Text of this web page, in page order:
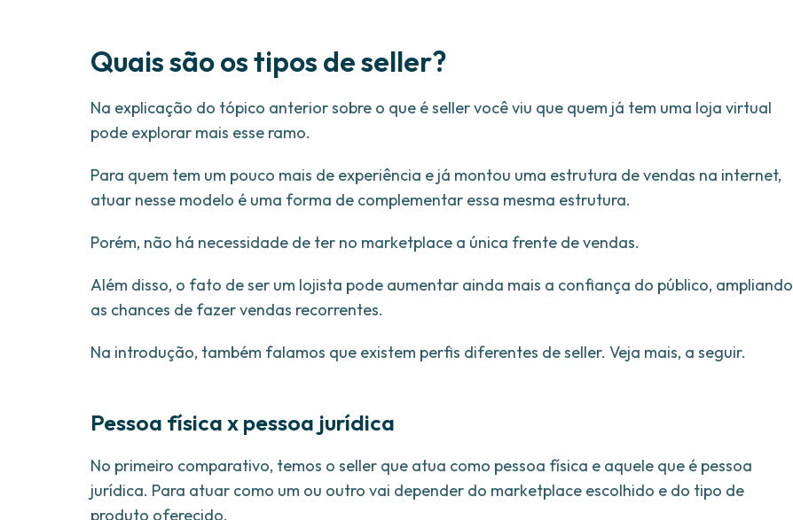
Quais são os tipos de seller?
Na explicação do tópico anterior sobre o que é seller você viu que quem já tem uma loja virtual
pode explorar mais esse ramo.
Para quem tem um pouco mais de experiência e já montou uma estrutura de vendas na internet,
atuar nesse modelo é uma forma de complementar essa mesma estrutura.
Porém, não há necessidade de ter no marketplace a única frente de vendas.
Além disso, o fato de ser um lojista pode aumentar ainda mais a confiança do público, ampliando
as chances de fazer vendas recorrentes.
Na introdução, também falamos que existem perfis diferentes de seller. Veja mais, a seguir.
Pessoa física x pessoa jurídica
No primeiro comparativo, temos o seller que atua como pessoa física e aquele que é pessoa
jurídica. Para atuar como um ou outro vai depender do marketplace escolhido e do tipo de
produto oferecido.